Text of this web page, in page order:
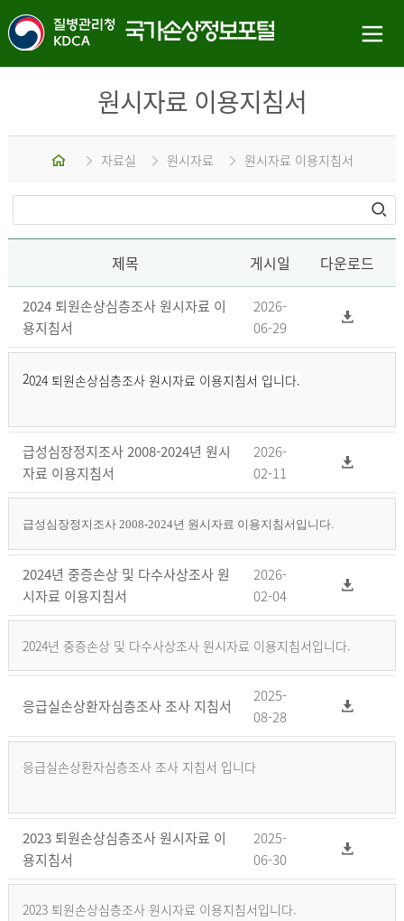
원시자료 이용지침서
홈 자료실 원시자료 원시자료 이용지침서
제목 게시일 다운로드
2024 퇴원손상심층조사 원시자료 이
용지침서
2026-
06-29
2024 퇴원손상심층조사 원시자료 이용지침서 입니다.
급성심장정지조사 2008-2024년 원시
자료 이용지침서
2026-
02-11
급성심장정지조사 2008-2024년 원시자료 이용지침서입니다.
2024년 중증손상 및 다수사상조사 원
시자료 이용지침서
2026-
02-04
2024년 중증손상 및 다수사상조사 원시자료 이용지침서입니다.
응급실손상환자심층조사 조사 지침서
2025-
08-28
응급실손상환자심층조사 조사 지침서 입니다
2023 퇴원손상심층조사 원시자료 이
용지침서
2025-
06-30
2023 퇴원손상심층조사 원시자료 이용지침서입니다.